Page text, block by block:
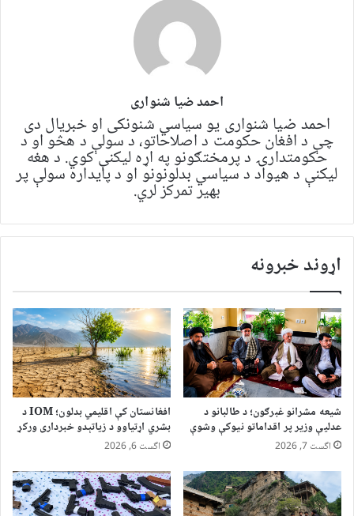
احمد ضیا شنواری
احمد ضیا شنواری یو سياسي شنونکی او خبریال دی
چې د افغان حکومت د اصلاحاتو، د سولې د هڅو او د
حکومتدارۍ د پرمختګونو په اړه لیکنې کوي. د هغه
لیکنې د هیواد د سیاسي بدلونونو او د پایداره سولې پر
بهیر تمرکز لري.
اړوند خبرونه
شیعه مشرانو غبرګون؛ د طالبانو د
عدلیې وزیر پر اقداماتو نیوکې وشوې
اگست 7, 2026
افغانستان کې اقلیمي بدلون؛ IOM د
بشري اړتیاوو د زیاتېدو خبرداری ورکړ
اگست 6, 2026